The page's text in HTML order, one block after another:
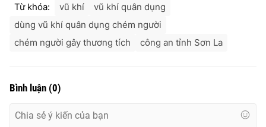
Từ khóa: vũ khí
vũ khí quân dụng
dùng vũ khí quân dụng chém người
chém người gây thương tích
công an tỉnh Sơn La
Bình luận (0)